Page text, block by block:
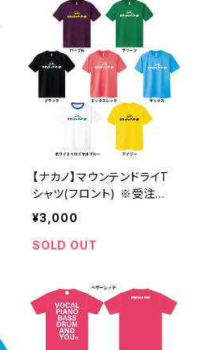
【ナカノ】マウンテンドライT
シャツ(フロント) ※受注生
産商品 <6/4 22時〜受付
開始>
¥3,000
SOLD OUT